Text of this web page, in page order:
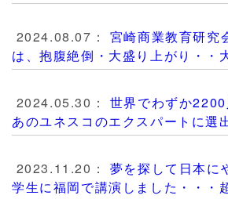
2024.08.07： 宮崎商業教育研
は、抱腹絶倒・大盛り上がり・・
2024.05.30： 世界でわずか2200
あのユネスコのエクスパートに選
2023.11.20： 夢を探して日本に
学生に福岡で講演しました・・・